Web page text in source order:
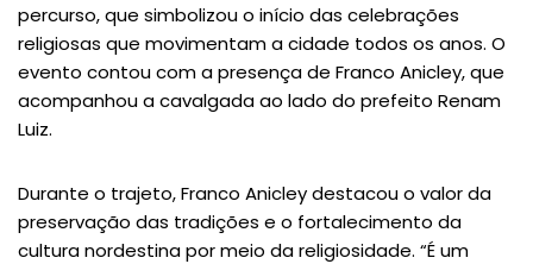
percurso, que simbolizou o início das celebrações
religiosas que movimentam a cidade todos os anos. O
evento contou com a presença de Franco Anicley, que
acompanhou a cavalgada ao lado do prefeito Renam
Luiz.
Durante o trajeto, Franco Anicley destacou o valor da
preservação das tradições e o fortalecimento da
cultura nordestina por meio da religiosidade. “É um